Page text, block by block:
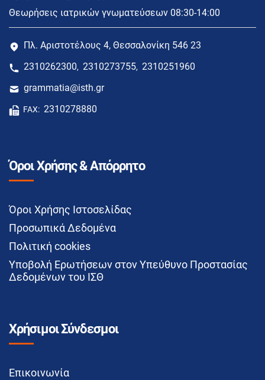
Θεωρήσεις ιατρικών γνωματεύσεων 08:30-14:00
Πλ. Αριστοτέλους 4, Θεσσαλονίκη 546 23
2310262300, 2310273755, 2310251960
grammatia@isth.gr
FAX: 2310278880
Όροι Χρήσης & Απόρρητο
Όροι Χρήσης Ιστοσελίδας
Προσωπικά Δεδομένα
Πολιτική cookies
Υποβολή Ερωτήσεων στον Υπεύθυνο Προστασίας
Δεδομένων του ΙΣΘ
Χρήσιμοι Σύνδεσμοι
Επικοινωνία